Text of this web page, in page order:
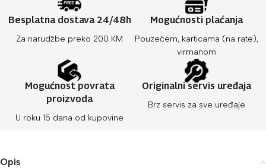
Besplatna dostava 24/48h
Za narudžbe preko 200 KM
Mogućnosti plaćanja
Pouzećem, karticama (na rate),
virmanom
Mogućnost povrata
proizvoda
U roku 15 dana od kupovine
Originalni servis uređaja
Brz servis za sve uređaje
Opis